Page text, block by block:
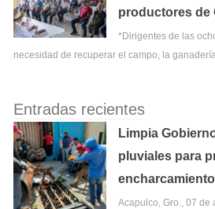
productores de
*Dirigentes de las
necesidad de recuperar el campo, la
Entradas recientes
Limpia
pluviales para
Acapulco, Gro., 07 de